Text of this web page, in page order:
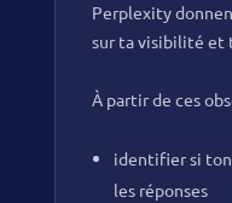
Perplexity
sur ta visibilité et
À partir de ces
identifier si
les réponses